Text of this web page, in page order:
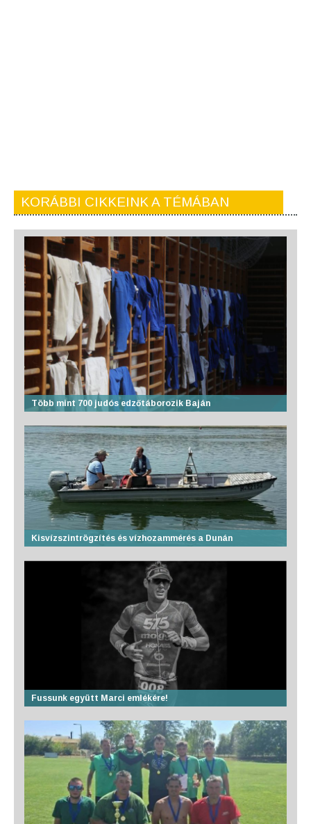
KORÁBBI CIKKEINK A TÉMÁBAN
Több mint 700 judós edzőtáborozik Baján
Kisvízszintrögzítés és vízhozammérés a Dunán
Fussunk együtt Marci emlékére!